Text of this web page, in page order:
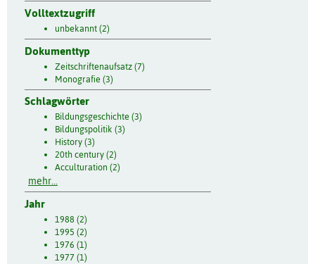
Volltextzugriff
unbekannt (2)
Dokumenttyp
Zeitschriftenaufsatz (7)
Monografie (3)
Schlagwörter
Bildungsgeschichte (3)
Bildungspolitik (3)
History (3)
20th century (2)
Acculturation (2)
mehr...
Jahr
1988 (2)
1995 (2)
1976 (1)
1977 (1)